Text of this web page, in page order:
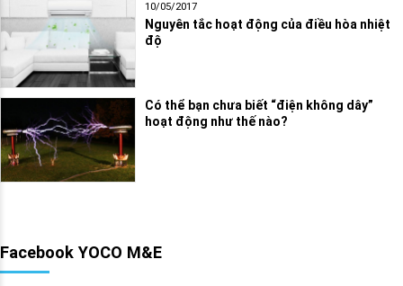
10/05/2017
Nguyên tắc hoạt động của điều hòa nhiệt
độ
Có thể bạn chưa biết “điện không dây”
hoạt động như thế nào?
Facebook YOCO M&E